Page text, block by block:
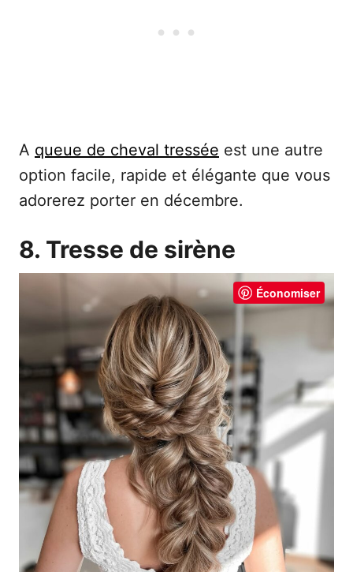
A queue de cheval tressée est une autre
option facile, rapide et élégante que vous
adorerez porter en décembre.
8. Tresse de sirène
Économiser